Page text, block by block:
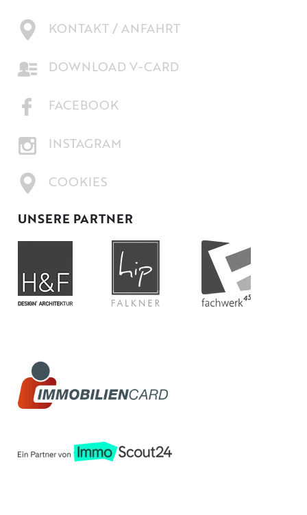
KONTAKT / ANFAHRT
DOWNLOAD V-CARD
FACEBOOK
INSTAGRAM
COOKIES
UNSERE PARTNER